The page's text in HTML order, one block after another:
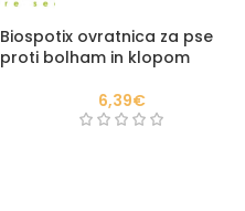
Biospotix ovratnica za pse
proti bolham in klopom
6,39€